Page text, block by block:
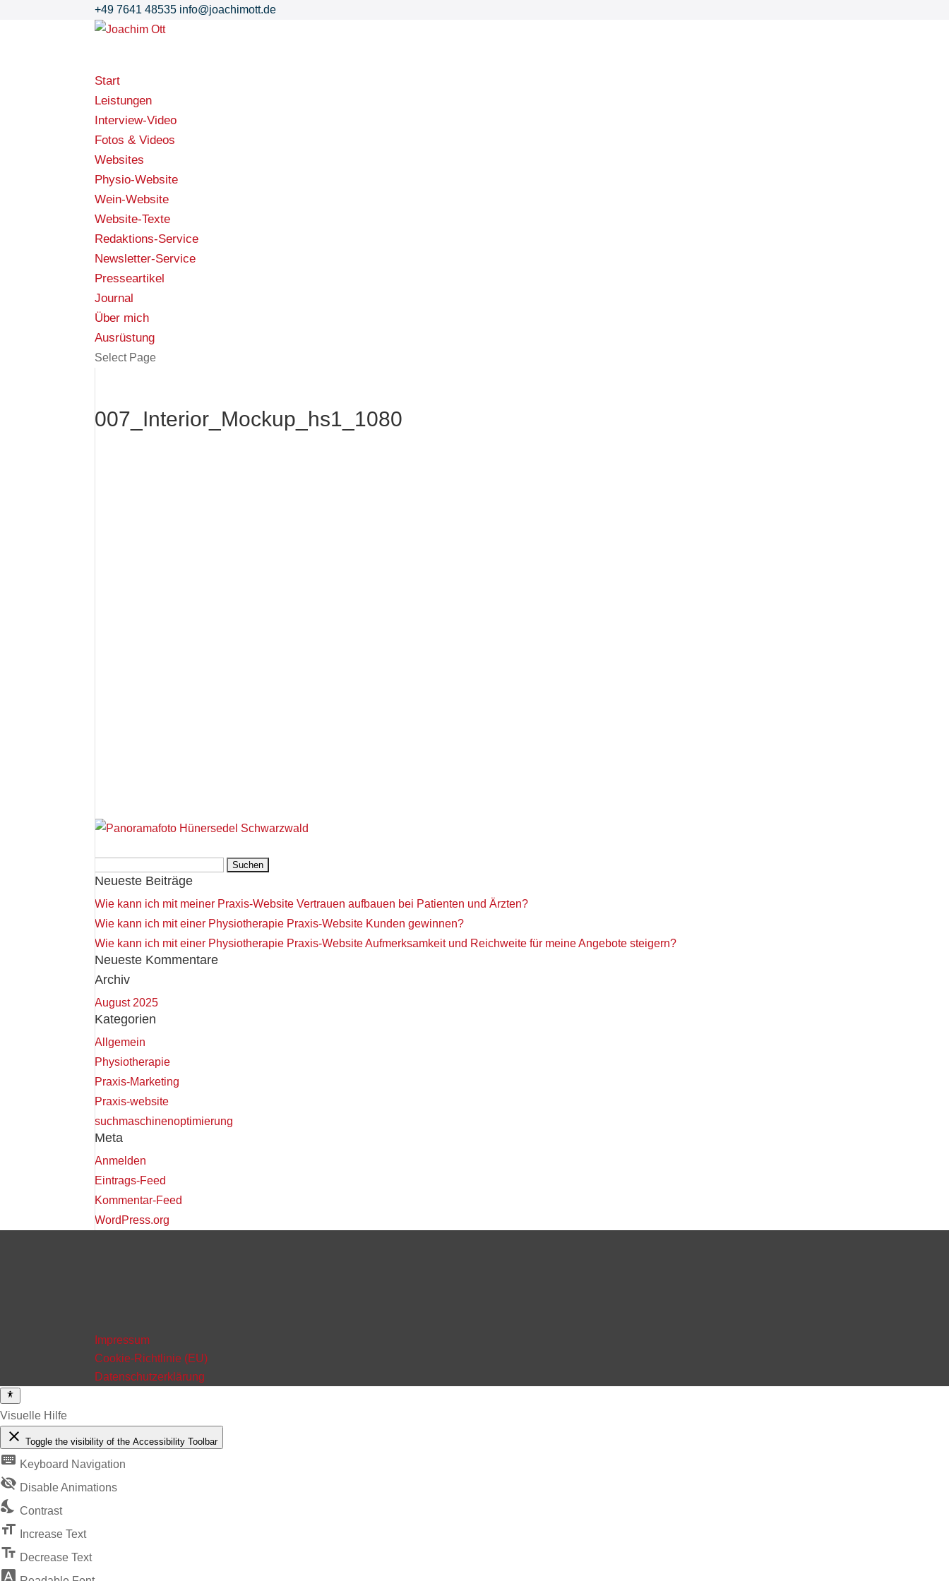
+49 7641 48535 info@joachimott.de
Start
Leistungen
Interview-Video
Fotos & Videos
Websites
Physio-Website
Wein-Website
Website-Texte
Redaktions-Service
Newsletter-Service
Presseartikel
Journal
Über mich
Ausrüstung
Select Page
007_Interior_Mockup_hs1_1080
nach:
Neueste Beiträge
Wie kann ich mit meiner Praxis-Website Vertrauen aufbauen bei Patienten und Ärzten?
Wie kann ich mit einer Physiotherapie Praxis-Website Kunden gewinnen?
Wie kann ich mit einer Physiotherapie Praxis-Website Aufmerksamkeit und Reichweite für meine Angebote steigern?
Neueste Kommentare
Archiv
August 2025
Kategorien
Allgemein
Physiotherapie
Praxis-Marketing
Praxis-website
suchmaschinenoptimierung
Meta
Anmelden
Eintrags-Feed
Kommentar-Feed
WordPress.org
Impressum
Cookie-Richtlinie (EU)
Datenschutzerklärung
Visuelle Hilfe
close Toggle the visibility of the Accessibility Toolbar
keyboard Keyboard Navigation
visibility_off Disable Animations
nights_stay Contrast
format_size Increase Text
text_fields Decrease Text
font_download